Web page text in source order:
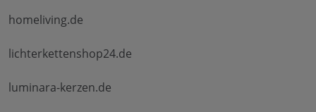
homeliving.de
lichterkettenshop24.de
luminara-kerzen.de